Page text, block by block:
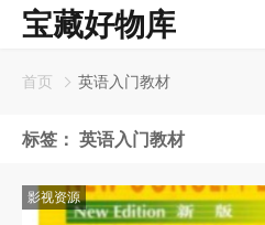
宝藏好物库
首页 英语入门教材
标签： 英语入门教材
影视资源